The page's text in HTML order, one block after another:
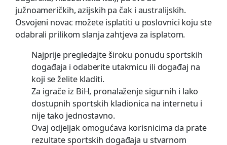
južnoameričkih, azijskih pa čak i australijskih.
Osvojeni novac možete isplatiti u poslovnici koju ste
odabrali prilikom slanja zahtjeva za isplatom.
Najprije pregledajte široku ponudu sportskih
događaja i odaberite utakmicu ili događaj na
koji se želite kladiti.
Za igrače iz BiH, pronalaženje sigurnih i lako
dostupnih sportskih kladionica na internetu i
nije tako jednostavno.
Ovaj odjeljak omogućava korisnicima da prate
rezultate sportskih događaja u stvarnom